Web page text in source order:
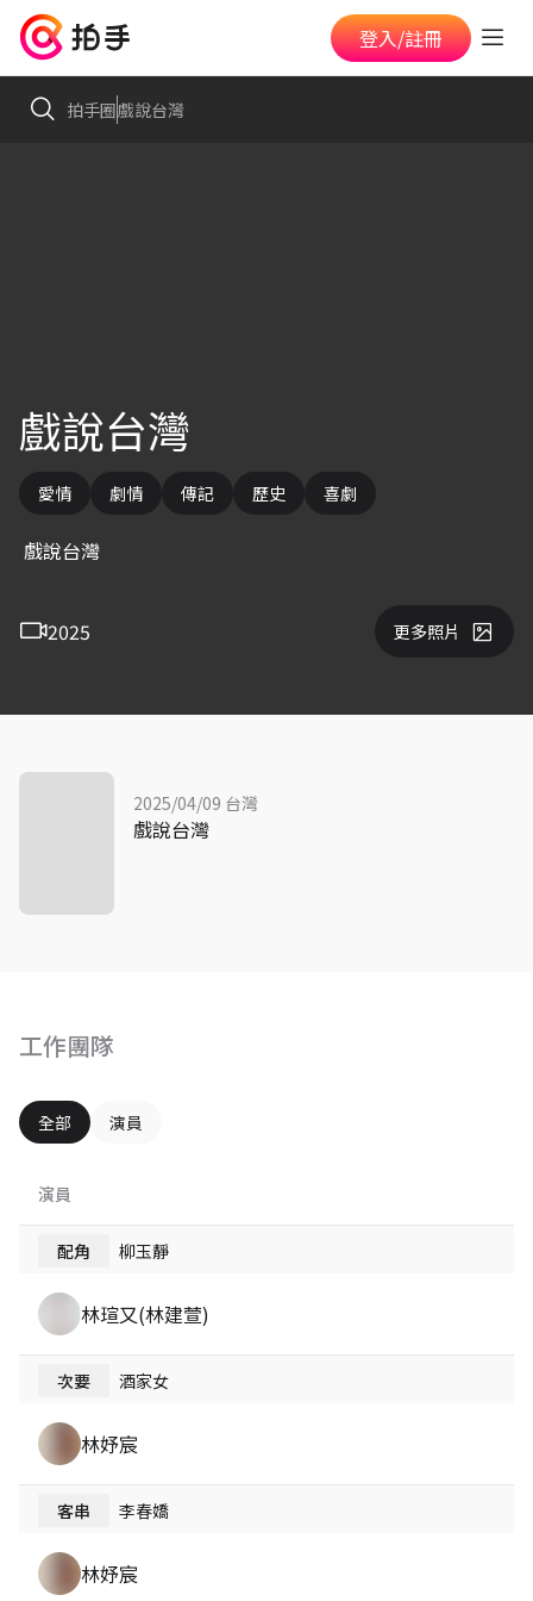
登入/註冊
拍手圈戲說台灣
戲說台灣
愛情 劇情 傳記 歷史 喜劇
戲說台灣
2025 更多照片
工作團隊
全部 演員
演員
配角 柳玉靜
林瑄又(林建萱)
次要 酒家女
林妤宸
客串 李春嬌
林妤宸
2025/04/09 台灣
戲說台灣